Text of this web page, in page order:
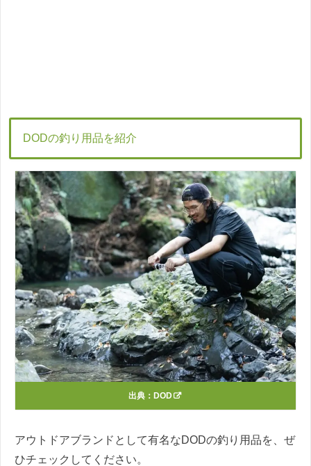
DODの釣り用品を紹介
出典： DOD
アウトドアブランドとして有名なDODの釣り用品を、ぜ
ひチェックしてください。